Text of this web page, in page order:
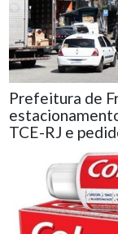
Prefeitura de
TCE-RJ e